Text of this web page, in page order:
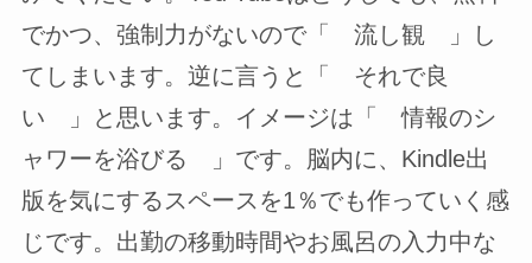
でかつ、強制力がないので「 流し観 」し
てしまいます。逆に言うと「 それで良
い 」と思います。イメージは「 情報のシ
ャワーを浴びる 」です。脳内に、Kindle出
版を気にするスペースを1％でも作っていく感
じです。出勤の移動時間やお風呂の入力中な